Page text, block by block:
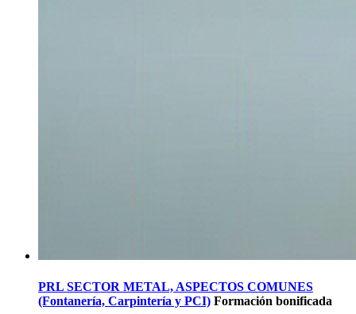
PRL SECTOR METAL, ASPECTOS COMUNES
(Fontanería, Carpintería y PCI) Formación bonificada